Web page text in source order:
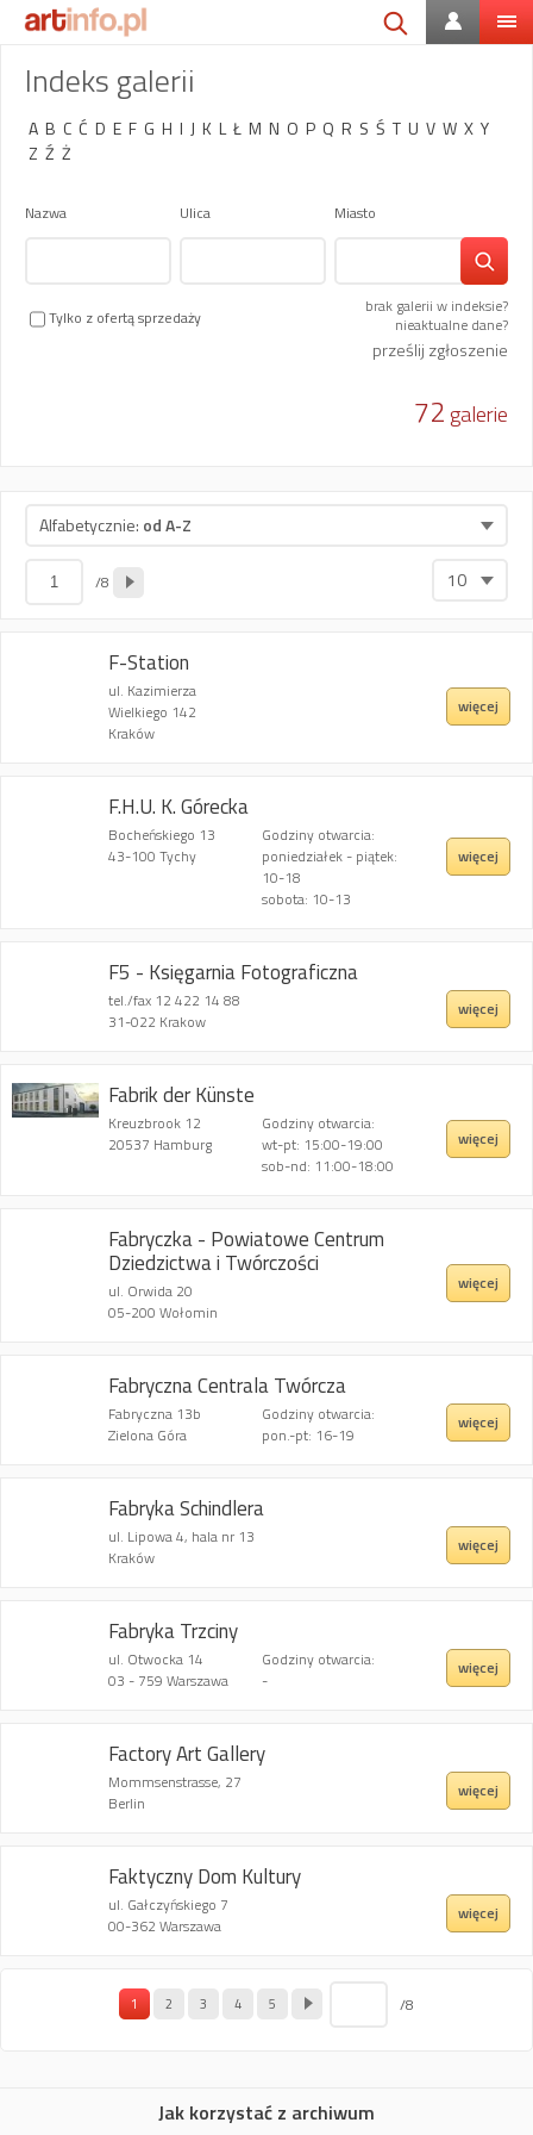
Indeks galerii
A B C Ć D E F G H I J K L Ł M N O P Q R S Ś T U V W X Y
Z Ź Ż
Nazwa Ulica Miasto
Tylko z ofertą sprzedaży
brak galerii w indeksie?
nieaktualne dane?
prześlij zgłoszenie
72 galerie
Alfabetycznie: od A-Z
/8 10
F-Station
ul. Kazimierza
Wielkiego 142
Kraków
więcej
F.H.U. K. Górecka
Bocheńskiego 13
43-100 Tychy
Godziny otwarcia:
poniedziałek - piątek:
10-18
sobota: 10-13
więcej
F5 - Księgarnia Fotograficzna
tel./fax 12 422 14 88
31-022 Krakow
więcej
Fabrik der Künste
Kreuzbrook 12
20537 Hamburg
Godziny otwarcia:
wt-pt: 15:00-19:00
sob-nd: 11:00-18:00
więcej
Fabryczka - Powiatowe Centrum
Dziedzictwa i Twórczości
ul. Orwida 20
05-200 Wołomin
więcej
Fabryczna Centrala Twórcza
Fabryczna 13b
Zielona Góra
Godziny otwarcia:
pon.-pt: 16-19
więcej
Fabryka Schindlera
ul. Lipowa 4, hala nr 13
Kraków
więcej
Fabryka Trzciny
ul. Otwocka 14
03 - 759 Warszawa
Godziny otwarcia:
-
więcej
Factory Art Gallery
Mommsenstrasse, 27
Berlin
więcej
Faktyczny Dom Kultury
ul. Gałczyńskiego 7
00-362 Warszawa
więcej
1 2 3 4 5 /8
Jak korzystać z archiwum